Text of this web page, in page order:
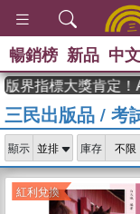
暢銷榜 新品 中文
界指標大獎肯定！
三民出版品 / 考
顯示 庫存
紅利兌換